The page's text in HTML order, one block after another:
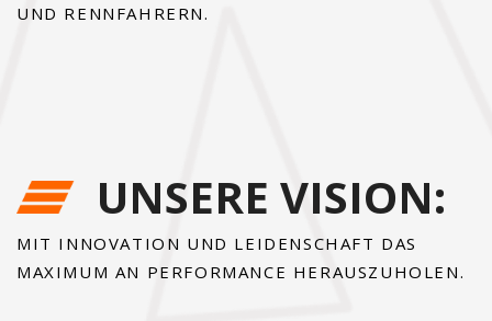
UND RENNFAHRERN.
UNSERE VISION:
MIT INNOVATION UND LEIDENSCHAFT DAS
MAXIMUM AN PERFORMANCE HERAUSZUHOLEN.